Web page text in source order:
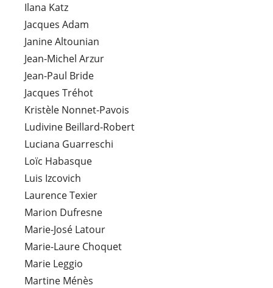
Ilana Katz
Jacques Adam
Janine Altounian
Jean-Michel Arzur
Jean-Paul Bride
Jacques Tréhot
Kristèle Nonnet-Pavois
Ludivine Beillard-Robert
Luciana Guarreschi
Loïc Habasque
Luis Izcovich
Laurence Texier
Marion Dufresne
Marie-José Latour
Marie-Laure Choquet
Marie Leggio
Martine Ménès